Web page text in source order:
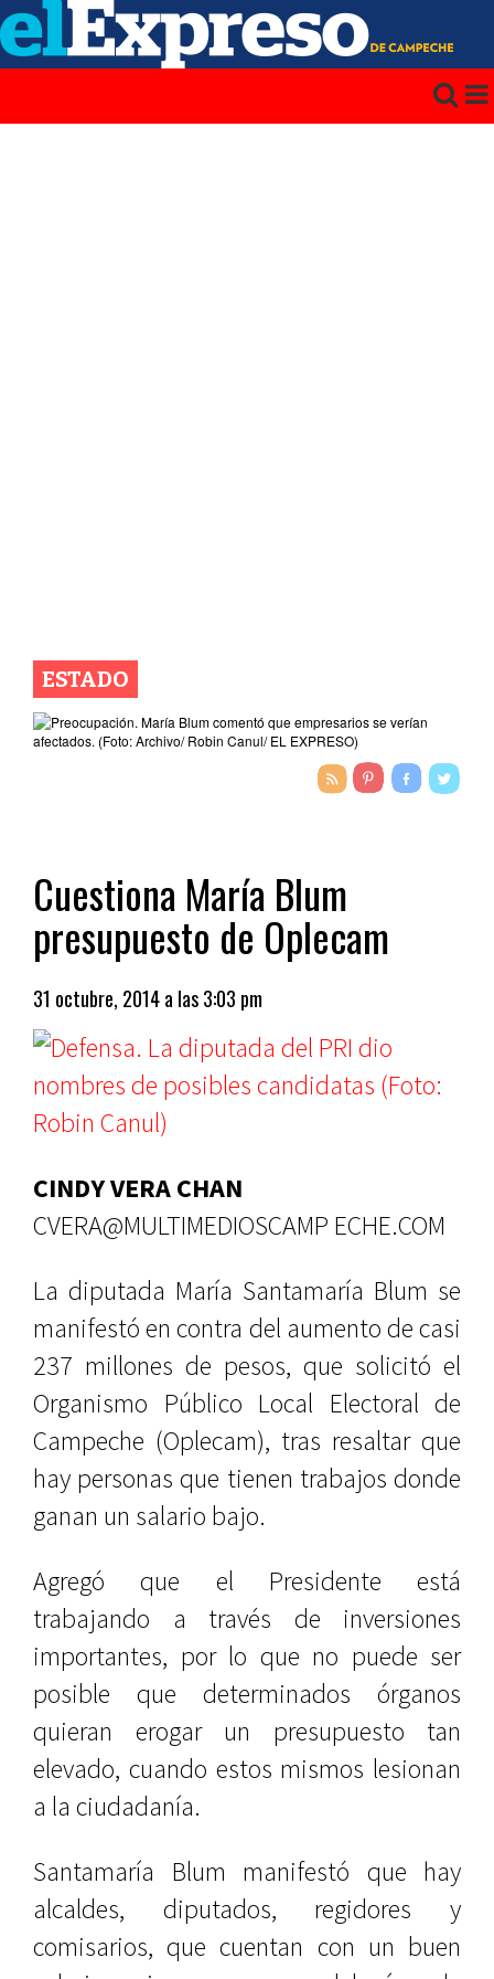
ESTADO
Cuestiona María Blum
presupuesto de Oplecam
31 octubre, 2014 a las 3:03 pm
CINDY VERA CHAN
CVERA@MULTIMEDIOSCAMP ECHE.COM
La diputada María Santamaría Blum se
manifestó en contra del aumento de casi
237 millones de pesos, que solicitó el
Organismo Público Local Electoral de
Campeche (Oplecam), tras resaltar que
hay personas que tienen trabajos donde
ganan un salario bajo.
Agregó que el Presidente está
trabajando a través de inversiones
importantes, por lo que no puede ser
posible que determinados órganos
quieran erogar un presupuesto tan
elevado, cuando estos mismos lesionan
a la ciudadanía.
Santamaría Blum manifestó que hay
alcaldes, diputados, regidores y
comisarios, que cuentan con un buen